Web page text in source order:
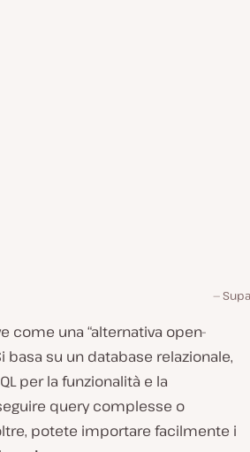
come una “alternativa open-
basa su un database relazionale,
per la funzionalità e la
query complesse o
potete importare facilmente i